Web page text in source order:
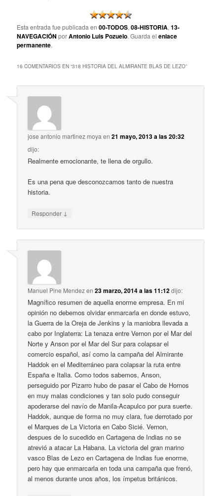
Esta entrada fue publicada en00-TODOS,08-HISTORIA,13-
NAVEGACIÓN porAntonio Luis Pozuelo. Guarda elenlace
permanente.
16 COMENTARIOS EN “318 HISTORIA DEL ALMIRANTE BLAS DE LEZO”
jose antonio martinez moya en21 mayo, 2013 a las 20:32
dijo:
Realmente emocionante, te llena de orgullo.
Es una pena que desconozcamos tanto de nuestra
historia.
Responder ↓
Manuel Pine Mendezen23 marzo, 2014 a las 11:12dijo:
Magnífico resumen de aquella enorme empresa. En mi
opinión no debemos olvidar enmarcarla en donde estuvo,
la Guerra de la Oreja de Jenkins y la maniobra llevada a
cabo por Inglaterra: La tenaza entre Vernon por el Mar del
Norte y Anson por el Mar del Sur para colapsar el
comercio español, así como la campaña del Almirante
Haddok en el Mediterráneo para colapsar la ruta entre
España e Italia. Como todos sabemos, Anson,
perseguido por Pizarro hubo de pasar el Cabo de Hornos
en muy malas condiciones y tan solo pudo conseguir
apoderarse del navío de Manila-Acapulco por pura suerte.
Haddok, aunque de forma no muy clara, fue derrotado por
el Marques de La Victoria en Cabo Sicié. Vernon,
despues de lo sucedido en Cartagena de Indias no se
atrevió a atacar La Habana. La victoria del gran marino
vasco Blas de Lezo en Cartagena de Indias fue enorme,
pero hay que enmarcarla en toda una campaña que frenó,
al menos durante unos años, los ímpetus británicos.